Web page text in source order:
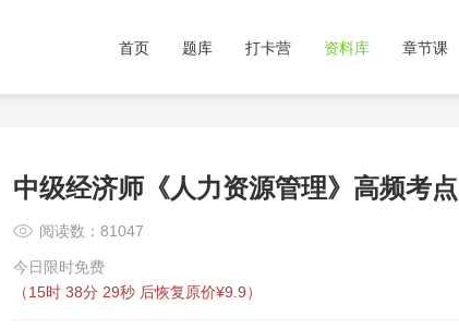
首页 题库 打卡营 资料库 章节课
中级经济师《人力资源管理》高频考点
阅读数：81047
今日限时免费
（15时 38分 28秒 后恢复原价¥9.9）